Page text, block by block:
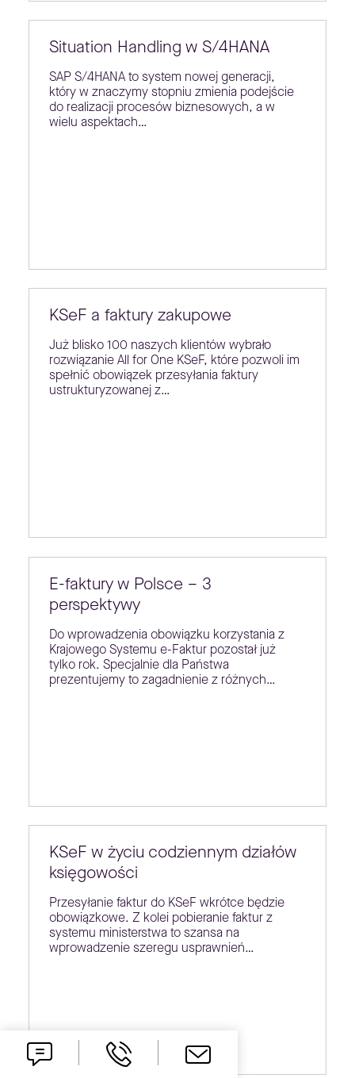
Situation Handling w S/4HANA
SAP S/4HANA to system nowej generacji,
który w znaczymy stopniu zmienia podejście
do realizacji procesów biznesowych, a w
wielu aspektach…
KSeF a faktury zakupowe
Już blisko 100 naszych klientów wybrało
rozwiązanie All for One KSeF, które pozwoli im
spełnić obowiązek przesyłania faktury
ustrukturyzowanej z…
E-faktury w Polsce – 3
perspektywy
Do wprowadzenia obowiązku korzystania z
Krajowego Systemu e-Faktur pozostał już
tylko rok. Specjalnie dla Państwa
prezentujemy to zagadnienie z różnych…
KSeF w życiu codziennym działów
księgowości
Przesyłanie faktur do KSeF wkrótce będzie
obowiązkowe. Z kolei pobieranie faktur z
systemu ministerstwa to szansa na
wprowadzenie szeregu usprawnień…